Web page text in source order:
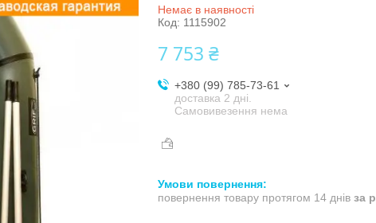
Немає в наявності
Код: 1115902
7 753 ₴
+380 (99) 785-73-61
доставка 2 дні.
Самовивезення нема
повернення товару протягом 14 днів за